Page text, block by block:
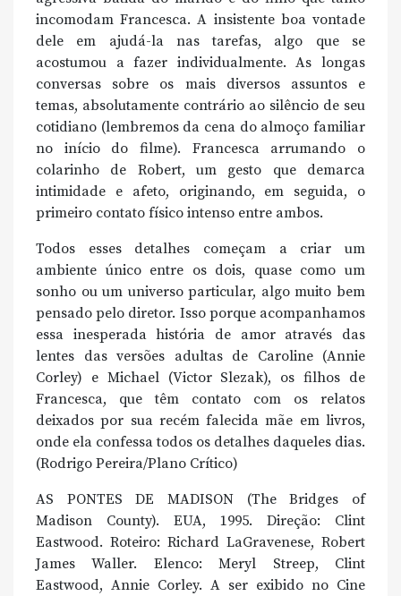
incomodam Francesca. A insistente boa vontade
dele em ajudá-la nas tarefas, algo que se
acostumou a fazer individualmente. As longas
conversas sobre os mais diversos assuntos e
temas, absolutamente contrário ao silêncio de seu
cotidiano (lembremos da cena do almoço familiar
no início do filme). Francesca arrumando o
colarinho de Robert, um gesto que demarca
intimidade e afeto, originando, em seguida, o
primeiro contato físico intenso entre ambos.
Todos esses detalhes começam a criar um
ambiente único entre os dois, quase como um
sonho ou um universo particular, algo muito bem
pensado pelo diretor. Isso porque acompanhamos
essa inesperada história de amor através das
lentes das versões adultas de Caroline (Annie
Corley) e Michael (Victor Slezak), os filhos de
Francesca, que têm contato com os relatos
deixados por sua recém falecida mãe em livros,
onde ela confessa todos os detalhes daqueles dias.
(Rodrigo Pereira/Plano Crítico)
AS PONTES DE MADISON (The Bridges of
Madison County). EUA, 1995. Direção: Clint
Eastwood. Roteiro: Richard LaGravenese, Robert
James Waller. Elenco: Meryl Streep, Clint
Eastwood, Annie Corley. A ser exibido no Cine